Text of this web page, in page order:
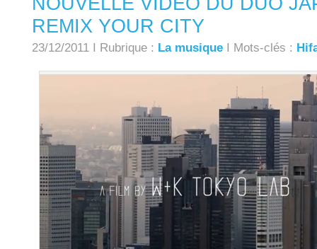
REMIX YOUR CITY
23/12/2011 I Rubrique : La musique I Mots-clés :